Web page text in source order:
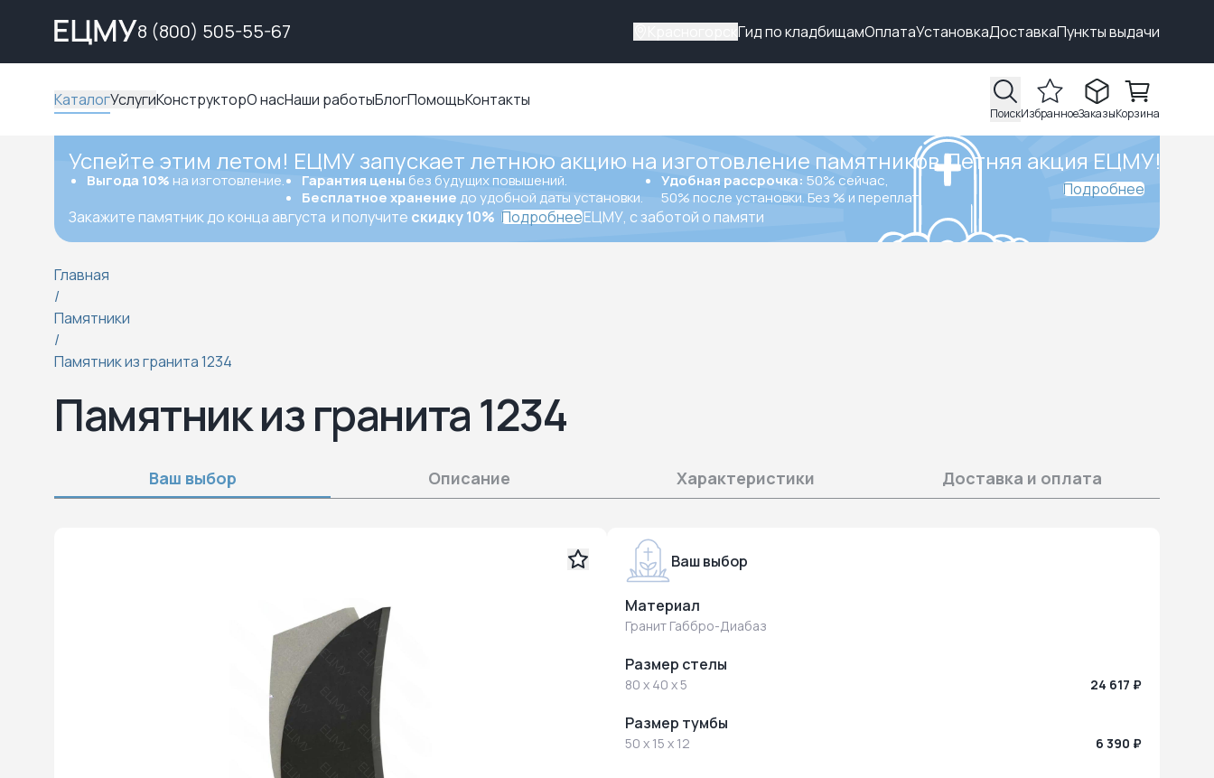
8 (800) 505-55-67 Гид по кладбищамОплатаУстановкаДоставкаПункты выдачи
КаталогУслугиКонструкторО насНаши работыБлогПомощьКонтакты
ПоискИзбранноеЗаказыКорзина
Успейте этим летом! ЕЦМУ запускает летнюю акцию на изготовление памятников.Летняя акция ЕЦМУ!
Выгода 10% на изготовление. Гарантия цены без будущих повышений.
Бесплатное хранение до удобной даты установки.
Удобная рассрочка: 50% сейчас,
50% после установки. Без % и переплат.
Закажите памятник до конца августа и получите скидку 10% ПодробнееЕЦМУ, с заботой о памяти
Подробнее
Главная
/
Памятники
/
Памятник из гранита 1234
Памятник из гранита 1234
Ваш выбор Описание Характеристики Доставка и оплата
Ваш выбор
Материал
Гранит Габбро-Диабаз
Размер стелы
80 x 40 x 5 24 617 ₽
Размер тумбы
50 x 15 x 12 6 390 ₽